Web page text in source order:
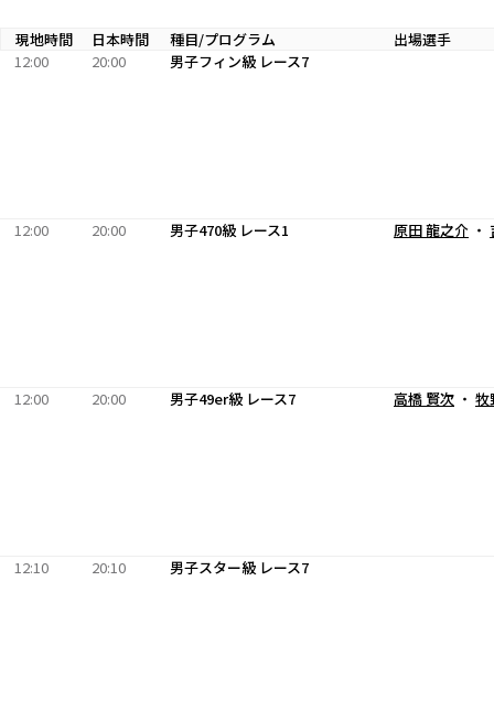
現地時間 日本時間 種目/プログラム
出場選手
12:00
20:00 男子フィン級 レース7
12:00 20:00 男子470級 レース1 原田 龍之介 ・
12:00 20:00 男子49er級 レース7 高橋 賢次 ・ 牧
12:10 20:10 男子スター級 レース7